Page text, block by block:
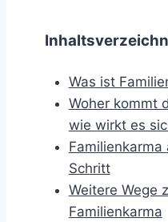
Was ist
Woher kommt
wie wirkt es
Schritt
Weitere Wege
Familienkarma